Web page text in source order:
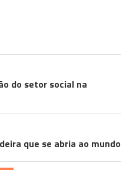
do setor social na
que se abria ao mundo